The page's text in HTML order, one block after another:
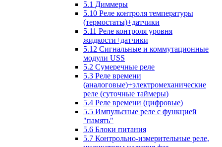
5.1 Диммеры
5.10 Реле контроля температуры
(термостаты)+датчики
5.11 Реле контроля уровня
жидкости+датчики
5.12 Сигнальные и коммутационные
модули USS
5.2 Сумеречные реле
5.3 Реле времени
(аналоговые)+электромеханические
реле (суточные таймеры)
5.4 Реле времени (цифровые)
5.5 Импульсные реле с функцией
"память"
5.6 Блоки питания
5.7 Контрольно-измерительные реле,